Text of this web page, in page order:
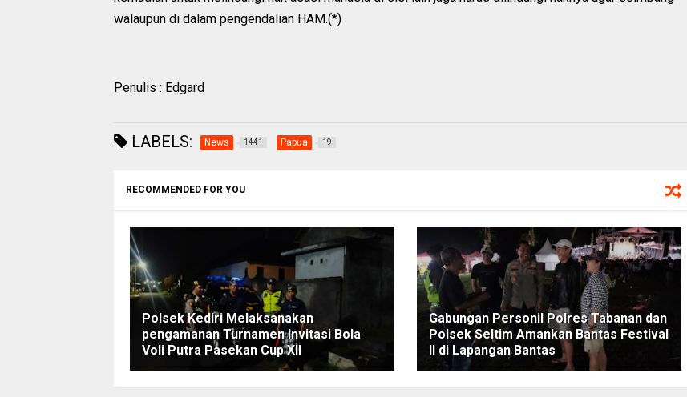
walaupun di dalam pengendalian HAM.(*)
Penulis : Edgard
LABELS: News 1441 Papua 19
RECOMMENDED FOR YOU
Polsek Kediri Melaksanakan
pengamanan Turnamen Invitasi Bola
Voli Putra Pasekan Cup XII
Gabungan Personil Polres Tabanan dan
Polsek Seltim Amankan Bantas Festival
II di Lapangan Bantas